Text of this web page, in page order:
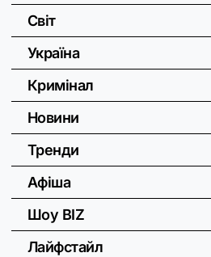
Світ
Україна
Кримінал
Новини
Тренди
Афіша
Шоу BIZ
Лайфстайл